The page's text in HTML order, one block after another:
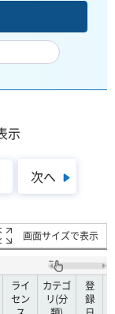
示
次へ
画面サイズで表示
ライ
セン
カテゴ
リ(分
登
録